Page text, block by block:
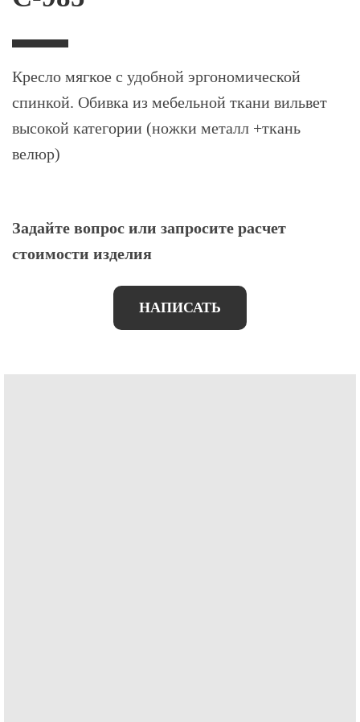
Кресло мягкое с удобной эргономической
спинкой. Обивка из мебельной ткани вильвет
высокой категории (ножки металл +ткань
велюр)
Задайте вопрос или запросите расчет
стоимости изделия
НАПИСАТЬ